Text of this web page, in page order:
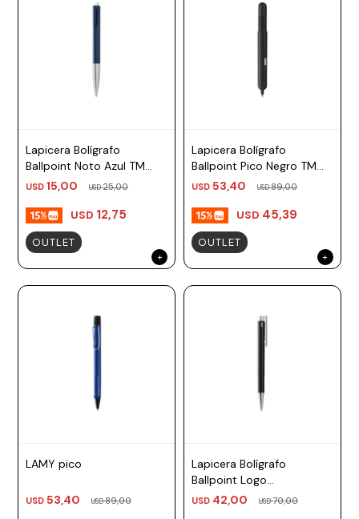
Lapicera Bolígrafo
Ballpoint Noto Azul TM
negro Lamy
USD 15,00 USD25,00
USD 12,75
OUTLET
Lapicera Bolígrafo
Ballpoint Pico Negro TM
negro Lamy
USD 53,40 USD89,00
USD 45,39
OUTLET
LAMY pico
USD 53,40 USD89,00
Lapicera Bolígrafo
Ballpoint Logo
Multisistema Negro Lamy
USD 42,00 USD70,00